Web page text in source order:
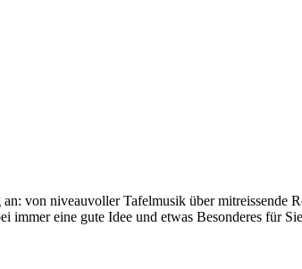
von niveauvoller Tafelmusik über mitreissende
eine gute Idee und etwas Besonderes für